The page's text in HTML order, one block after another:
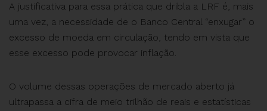
A justificativa para essa prática que dribla a LRF é, mais
uma vez, a necessidade de o Banco Central “enxugar” o
excesso de moeda em circulação, tendo em vista que
esse excesso pode provocar inflação.
O volume dessas operações de mercado aberto já
ultrapassa a cifra de meio trilhão de reais e estatísticas